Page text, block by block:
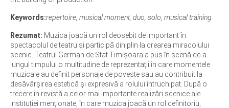
Keywords:repertoire, musical moment, duo, solo, musical training.
Rezumat: Muzica joacă un rol deosebit de important în
spectacolul de teatru și participă din plin la crearea miracolului
scenic. Teatrul German de Stat Timișoara a pus în scenă de-a
lungul timpului o multitudine de reprezentații în care momentele
muzicale au definit personaje de poveste sau au contribuit la
desăvârșirea estetică și expresivă a rolului întruchipat. După o
trecere în revistă a celor mai importante realizări scenice ale
instituției menționate, în care muzica joacă un rol definitoriu,